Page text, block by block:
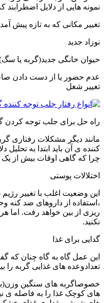
نمونه هایی از دلایل اضطرابند
تغییر مکانی که به تازه پیش
نوزاد جدید
حیوان خانگی جدید(گربه یا
عدم حضور یا از دست دادن
تغییر شغل
راه حل برای جلب توجه کردن
مانند دیگر مشکلات رفتاری
کننده ی آن باید ابتدا به
چرا که گاهی اوقات بیش از یک
اختلالات پوستی
این وضعیت اغلب با تغییر
،استفاده از داروهای ضد کنه
ریزی از بین خواهد رفت. اما
نکنید.
گدایی برای غذا
این عمل گاه به گاه چنان که
تعدادوعده های غذایی گربه را
خصوصاگربه های سنگین
های کوچک غذا را به فاصله ی